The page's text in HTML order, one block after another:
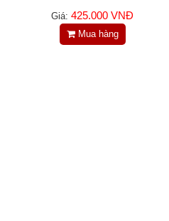
Giá: 425.000 VNĐ
Mua hàng